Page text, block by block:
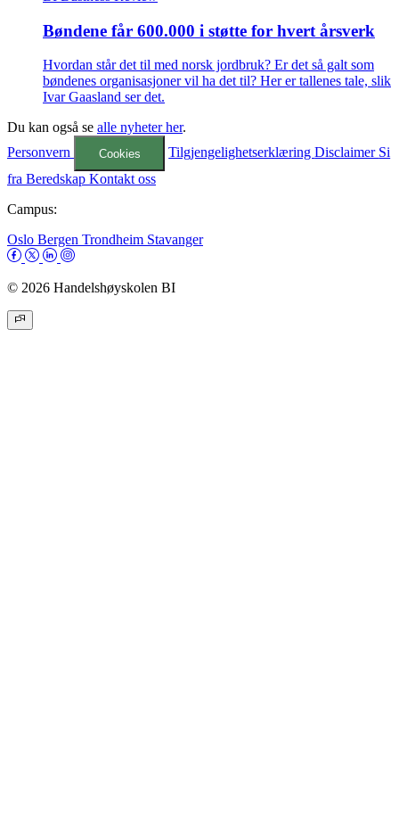
Bøndene får 600.000 i støtte for hvert årsverk
Hvordan står det til med norsk jordbruk? Er det så galt som
bøndenes organisasjoner vil ha det til? Her er tallenes tale, slik
Ivar Gaasland ser det.
Du kan også se alle nyheter her.
Personvern
Cookies TilgjengelighetserklæringDisclaimer Si
fra Beredskap Kontakt oss
Campus:
Oslo Bergen Trondheim Stavanger
© 2026 Handelshøyskolen BI